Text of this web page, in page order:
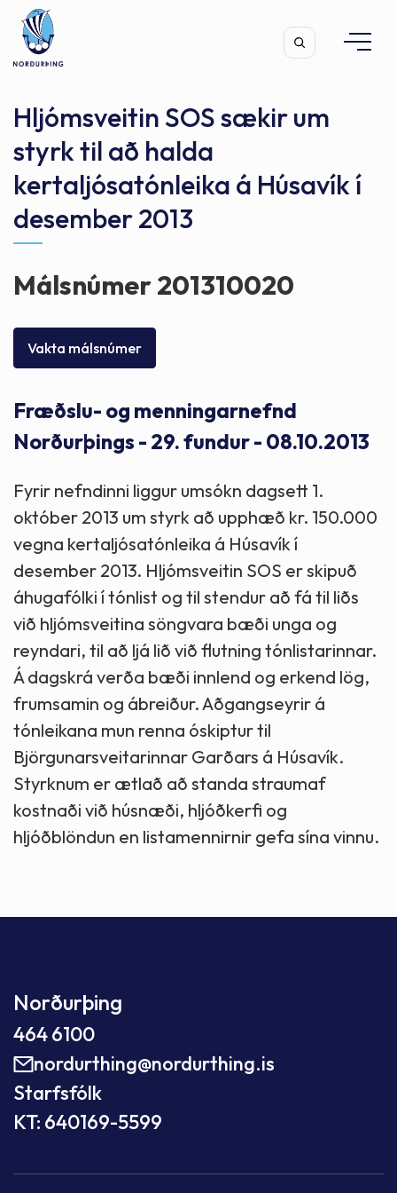
Leita
Hljómsveitin SOS sækir um
styrk til að halda
kertaljósatónleika á Húsavík í
desember 2013
Málsnúmer 201310020
Vakta málsnúmer
Fræðslu- og menningarnefnd
Norðurþings - 29. fundur - 08.10.2013
Fyrir nefndinni liggur umsókn dagsett 1.
október 2013 um styrk að upphæð kr. 150.000
vegna kertaljósatónleika á Húsavík í
desember 2013. Hljómsveitin SOS er skipuð
áhugafólki í tónlist og til stendur að fá til liðs
við hljómsveitina söngvara bæði unga og
reyndari, til að ljá lið við flutning tónlistarinnar.
Á dagskrá verða bæði innlend og erkend lög,
frumsamin og ábreiður. Aðgangseyrir á
tónleikana mun renna óskiptur til
Björgunarsveitarinnar Garðars á Húsavík.
Styrknum er ætlað að standa straumaf
kostnaði við húsnæði, hljóðkerfi og
hljóðblöndun en listamennirnir gefa sína vinnu.
Norðurþing
464 6100
nordurthing@nordurthing.is
Starfsfólk
KT: 640169-5599